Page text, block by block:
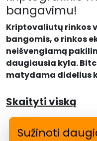
bangavimu!
Kriptovaliutų rinkos
bangomis, o rinkos
neišvengiamą
daugiausia kyla.
matydama didelius
Skaityti viską
Sužinoti